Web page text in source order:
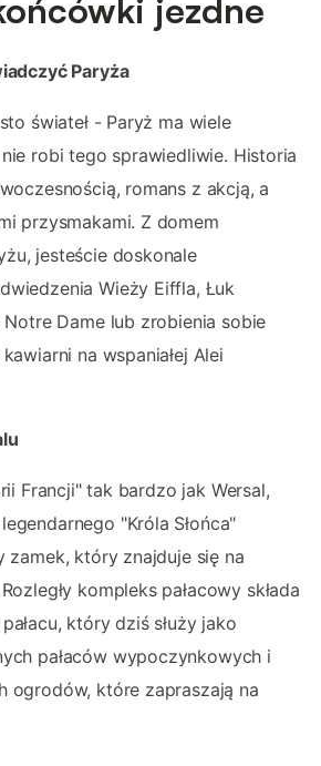
jezdne
Paryża
świateł - Paryż ma wiele
robi tego sprawiedliwie. Historia
romans z akcją, a
przysmakami. Z domem
jesteście doskonale
Wieży Eiffla, Łuk
Dame lub zrobienia sobie
na wspaniałej Alei
Francji" tak bardzo jak Wersal,
"Króla Słońca"
zamek, który znajduje się na
kompleks pałacowy składa
który dziś służy jako
pałaców wypoczynkowych i
ogrodów, które zapraszają na